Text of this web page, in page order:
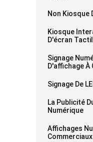
Non Kiosque
Kiosque
D'écran
Signage
D'affichage À
Signage De
La Publicité
Numérique
Affichages
Commerciaux